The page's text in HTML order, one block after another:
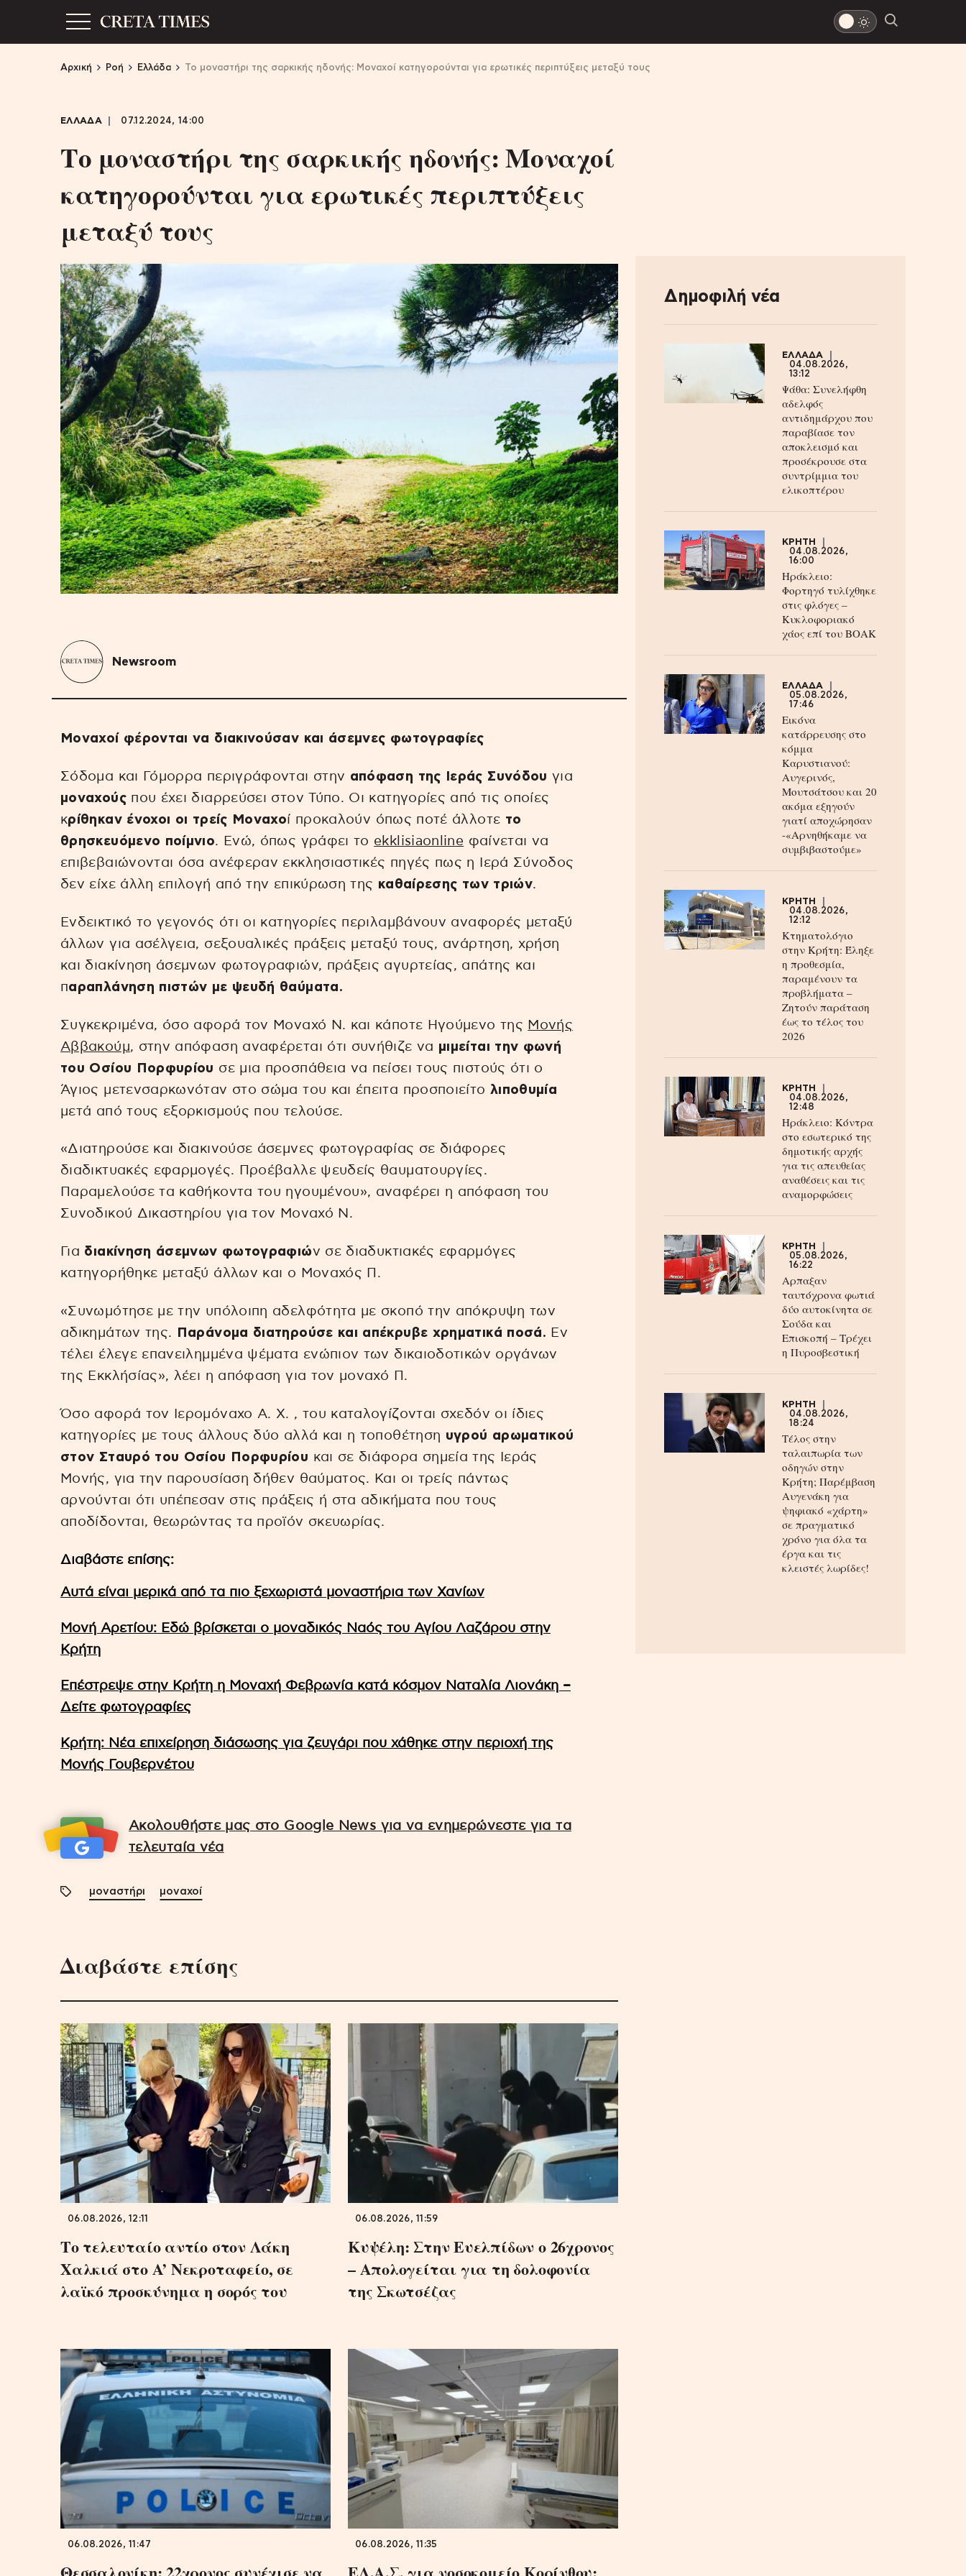
Αρχική Ροή Ελλάδα Το μοναστήρι της σαρκικής ηδονής: Μοναχοί κατηγορούνται για ερωτικές περιπτύξεις μεταξύ τους
ΕΛΛΑΔΑ 07.12.2024, 14:00
Το μοναστήρι της σαρκικής ηδονής: Μοναχοί
κατηγορούνται για ερωτικές περιπτύξεις
μεταξύ τους
Newsroom
Μοναχοί φέρονται να διακινούσαν και άσεμνες φωτογραφίες
Σόδομα και Γόμορρα περιγράφονται στην απόφαση της Ιεράς Συνόδου για
μοναχούςπου έχει διαρρεύσει στον Τύπο. Οι κατηγορίες από τις οποίες
κρίθηκαν ένοχοι οι τρείς Μοναχοί προκαλούν όπως ποτέ άλλοτε το
θρησκευόμενο ποίμνιο. Ενώ, όπως γράφει το ekklisiaonline φαίνεται να
επιβεβαιώνονται όσα ανέφεραν εκκλησιαστικές πηγές πως η Ιερά Σύνοδος
δεν είχε άλλη επιλογή από την επικύρωση της καθαίρεσης των τριών.
Ενδεικτικό το γεγονός ότι οι κατηγορίες περιλαμβάνουν αναφορές μεταξύ
άλλων για ασέλγεια, σεξουαλικές πράξεις μεταξύ τους, ανάρτηση, χρήση
και διακίνηση άσεμνων φωτογραφιών, πράξεις αγυρτείας, απάτης και
παραπλάνηση πιστών με ψευδή θαύματα.
Συγκεκριμένα, όσο αφορά τον Μοναχό Ν. και κάποτε Ηγούμενο της Μονής
Αββακούμ, στην απόφαση αναφέρεται ότι συνήθιζε να μιμείται την φωνή
του Οσίου Πορφυρίου σε μια προσπάθεια να πείσει τους πιστούς ότι ο
Άγιος μετενσαρκωνόταν στο σώμα του και έπειτα προσποιείτο λιποθυμία
μετά από τους εξορκισμούς που τελούσε.
«Διατηρούσε και διακινούσε άσεμνες φωτογραφίας σε διάφορες
διαδικτυακές εφαρμογές. Προέβαλλε ψευδείς θαυματουργίες.
Παραμελούσε τα καθήκοντα του ηγουμένου», αναφέρει η απόφαση του
Συνοδικού Δικαστηρίου για τον Μοναχό Ν.
Για διακίνηση άσεμνων φωτογραφιών σε διαδυκτιακές εφαρμόγες
κατηγορήθηκε μεταξύ άλλων και ο Μοναχός Π.
«Συνωμότησε με την υπόλοιπη αδελφότητα με σκοπό την απόκρυψη των
αδικημάτων της.
Παράνομα διατηρούσε και απέκρυβε χρηματικά ποσά. Εν
τέλει έλεγε επανειλημμένα ψέματα ενώπιον των δικαιοδοτικών οργάνων
της Εκκλήσίας», λέει η απόφαση για τον μοναχό Π.
Όσο αφορά τον Ιερομόναχο Α. Χ. , του καταλογίζονται σχεδόν οι ίδιες
κατηγορίες με τους άλλους δύο αλλά και η τοποθέτηση υγρού αρωματικού
στον Σταυρό του Οσίου Πορφυρίου και σε διάφορα σημεία της Ιεράς
Μονής, για την παρουσίαση δήθεν θαύματος. Και οι τρείς πάντως
αρνούνται ότι υπέπεσαν στις πράξεις ή στα αδικήματα που τους
αποδίδονται, θεωρώντας τα προϊόν σκευωρίας.
Διαβάστε επίσης:
Αυτά είναι μερικά από τα πιο ξεχωριστά μοναστήρια των Χανίων
Μονή Αρετίου: Εδώ βρίσκεται ο μοναδικός Ναός του Αγίου Λαζάρου στην
Κρήτη
Επέστρεψε στην Κρήτη η Μοναχή Φεβρωνία κατά κόσμον Ναταλία Λιονάκη –
Δείτε φωτογραφίες
Κρήτη: Νέα επιχείρηση διάσωσης για ζευγάρι που χάθηκε στην περιοχή της
Μονής Γουβερνέτου
Ακολουθήστε μας στο Google News για να ενημερώνεστε για τα
τελευταία νέα
μοναστήρι μοναχοί
Διαβάστε επίσης
06.08.2026, 12:11
Το τελευταίο αντίο στον Λάκη
Χαλκιά στο A’ Νεκροταφείο, σε
λαϊκό προσκύνημα η σορός του
06.08.2026, 11:59
Κυψέλη: Στην Ευελπίδων ο 26χρονος
– Απολογείται για τη δολοφονία
της Σκωτσέζας
06.08.2026, 11:47 06.08.2026, 11:35
Δημοφιλή νέα
ΕΛΛΑΔΑ
04.08.2026,
13:12
Ψάθα: Συνελήφθη
αδελφός
αντιδημάρχου που
παραβίασε τον
αποκλεισμό και
προσέκρουσε στα
συντρίμμια του
ελικοπτέρου
ΚΡΗΤΗ
04.08.2026,
16:00
Ηράκλειο:
Φορτηγό τυλίχθηκε
στις φλόγες –
Κυκλοφοριακό
χάος επί του ΒΟΑΚ
ΕΛΛΑΔΑ
05.08.2026,
17:46
Εικόνα
κατάρρευσης στο
κόμμα
Καρυστιανού:
Αυγερινός,
Μουτσάτσου και 20
ακόμα εξηγούν
γιατί αποχώρησαν
-«Αρνηθήκαμε να
συμβιβαστούμε»
ΚΡΗΤΗ
04.08.2026,
12:12
Κτηματολόγιο
στην Κρήτη: Έληξε
η προθεσμία,
παραμένουν τα
προβλήματα –
Ζητούν παράταση
έως το τέλος του
2026
ΚΡΗΤΗ
04.08.2026,
12:48
Ηράκλειο: Κόντρα
στο εσωτερικό της
δημοτικής αρχής
για τις απευθείας
αναθέσεις και τις
αναμορφώσεις
ΚΡΗΤΗ
05.08.2026,
16:22
Αρπαξαν
ταυτόχρονα φωτιά
δύο αυτοκίνητα σε
Σούδα και
Επισκοπή – Τρέχει
η Πυροσβεστική
ΚΡΗΤΗ
04.08.2026,
18:24
Τέλος στην
ταλαιπωρία των
οδηγών στην
Κρήτη; Παρέμβαση
Αυγενάκη για
ψηφιακό «χάρτη»
σε πραγματικό
χρόνο για όλα τα
έργα και τις
κλειστές λωρίδες!